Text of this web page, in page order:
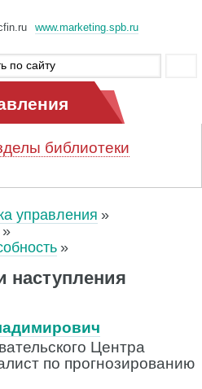
www.marketing.spb.ru
библиотеки
управления
наступления
Центра
по прогнозированию